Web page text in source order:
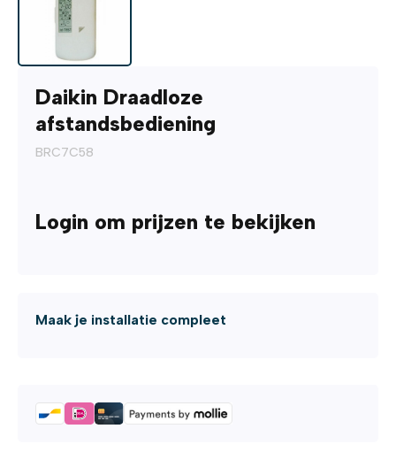
Daikin Draadloze
afstandsbediening
BRC7C58
Login om prijzen te bekijken
Maak je installatie compleet